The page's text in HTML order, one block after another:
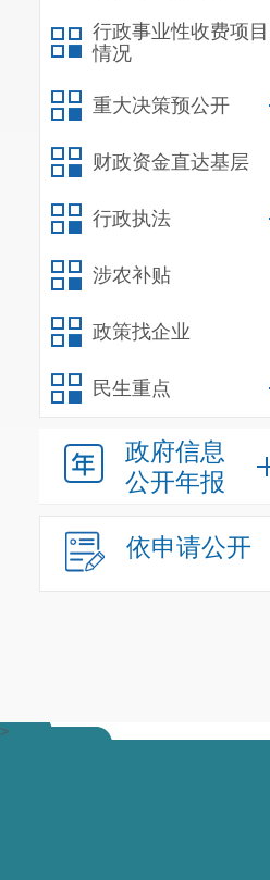
行政事业性收费项目
情况
重大决策预公开
财政资金直达基层
行政执法
涉农补贴
政策找企业
民生重点
政府信息
公开年报
依申请公开
>